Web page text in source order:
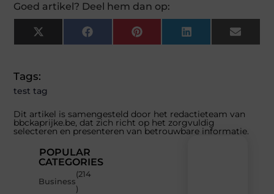
Goed artikel? Deel hem dan op:
X
(Twitter)
FacebookPinterestLinkedInEmail
Tags:
test tag
Dit artikel is samengesteld door het redactieteam van
bbckaprijke.be, dat zich richt op het zorgvuldig
selecteren en presenteren van betrouwbare informatie.
POPULAR
CATEGORIES
Business
(214
)